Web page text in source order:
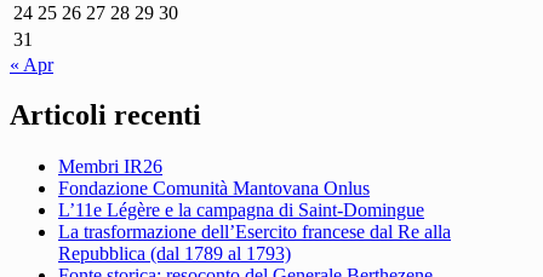
24 25 26 27 28 29 30
31
« Apr
Articoli recenti
Membri IR26
Fondazione Comunità Mantovana Onlus
L’11e Légère e la campagna di Saint-Domingue
La trasformazione dell’Esercito francese dal Re alla
Repubblica (dal 1789 al 1793)